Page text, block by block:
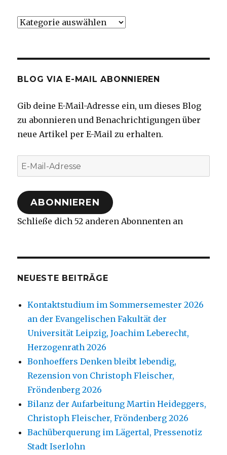
Kategorien
BLOG VIA E-MAIL ABONNIEREN
Gib deine E-Mail-Adresse ein, um dieses Blog
zu abonnieren und Benachrichtigungen über
neue Artikel per E-Mail zu erhalten.
E-
Mail-
Adresse
ABONNIEREN
Schließe dich 52 anderen Abonnenten an
NEUESTE BEITRÄGE
Kontaktstudium im Sommersemester 2026
an der Evangelischen Fakultät der
Universität Leipzig, Joachim Leberecht,
Herzogenrath 2026
Bonhoeffers Denken bleibt lebendig,
Rezension von Christoph Fleischer,
Fröndenberg 2026
Bilanz der Aufarbeitung Martin Heideggers,
Christoph Fleischer, Fröndenberg 2026
Bachüberquerung im Lägertal, Pressenotiz
Stadt Iserlohn